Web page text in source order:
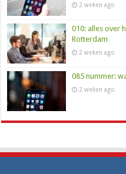
2 weken ago
010: alles over
Rotterdam
2 weken ago
085 nummer:
2 weken ago